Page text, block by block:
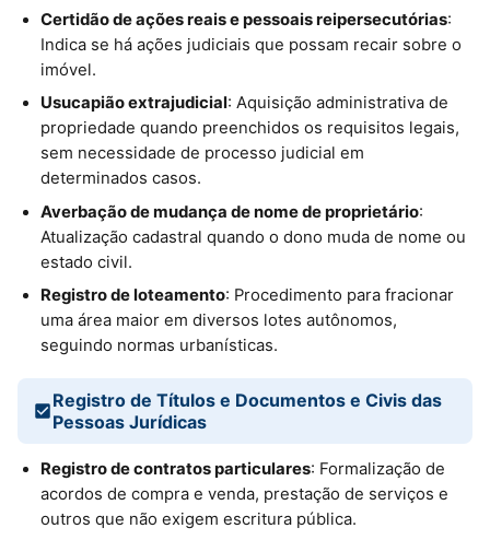
Certidão de ações reais e pessoais reipersecutórias:
Indica se há ações judiciais que possam recair sobre o
imóvel.
Usucapião extrajudicial: Aquisição administrativa de
propriedade quando preenchidos os requisitos legais,
sem necessidade de processo judicial em
determinados casos.
Averbação de mudança de nome de proprietário:
Atualização cadastral quando o dono muda de nome ou
estado civil.
Registro de loteamento: Procedimento para fracionar
uma área maior em diversos lotes autônomos,
seguindo normas urbanísticas.
Registro de Títulos e Documentos e Civis das
Pessoas Jurídicas
Registro de contratos particulares: Formalização de
acordos de compra e venda, prestação de serviços e
outros que não exigem escritura pública.